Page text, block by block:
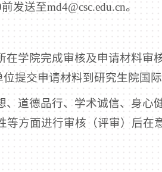
发送至md4@csc.edu.cn。
在学院完成审核及申请材料审
提交申请材料到研究生院国际
、道德品行、学术诚信、身心
等方面进行审核（评审）后在